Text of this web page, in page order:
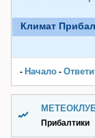
Климат
- Начало -
Прибалтики